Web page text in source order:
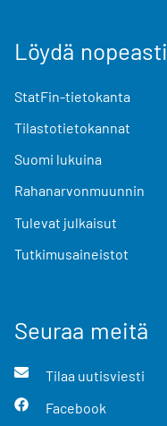
Löydä nopeasti
StatFin-tietokanta
Tilastotietokannat
Suomi lukuina
Rahanarvonmuunnin
Tulevat julkaisut
Tutkimusaineistot
Seuraa meitä
Tilaa uutisviesti
Facebook